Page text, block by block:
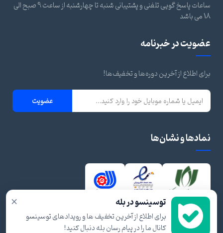
ساعات پاسخ گویی تلفنی و پشتیبانی شنبه تا چهارشنبه از ساعت 9 صبح الی
18 می باشد
عضویت در خبرنامه
برای اطلاع از آخرین دوره‌ها و تخفیف‌ها!
عضویت
نمادها و نشان‌ها
× توسینسو در بله
برای اطلاع از آخرین تخفیف ها و رویدادهای توسینسو
کانال ما را در پیام رسان بله دنبال کنید!